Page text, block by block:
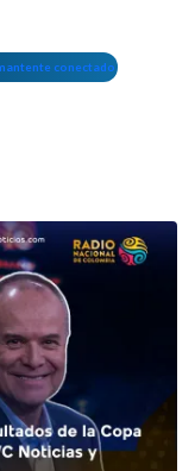
conectado